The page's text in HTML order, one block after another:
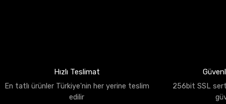
Hızlı Teslimat
En tatlı ürünler Türkiye'nin her yerine teslim
edilir
256bit SSL